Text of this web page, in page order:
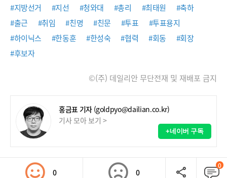
#지방선거
#지선 #청와대 #총리 #최태원
#축하
#출근
#취임 #친명 #친문 #투표
#투표용지
#하이닉스
#한동훈 #한성숙 #협력 #회동
#회장
#후보자
©(주) 데일리안 무단전재 및 재배포 금지
홍금표 기자 (goldpyo@dailian.co.kr)
기사 모아 보기 >
+네이버 구독
0 0
0